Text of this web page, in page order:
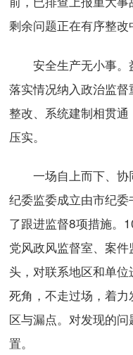
剩余问题正在有序整改
安全生产无小事。
落实情况纳入政治监
整改、系统建制相贯
压实。
一场自上而下、协
纪委监委成立由市纪
了跟进监督8项措施。
党风政风监督室、案
头，对联系地区和单位
死角，不走过场，着
区与漏点。对发现的
置。